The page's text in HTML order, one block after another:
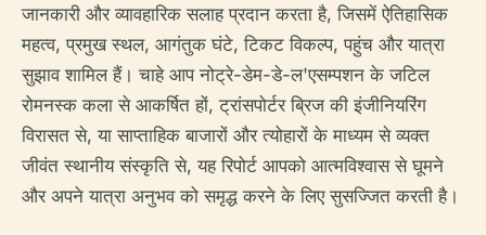
जानकारी और व्यावहारिक सलाह प्रदान करता है, जिसमें ऐतिहासिक
महत्व, प्रमुख स्थल, आगंतुक घंटे, टिकट विकल्प, पहुंच और यात्रा
सुझाव शामिल हैं। चाहे आप नोट्रे-डेम-डे-ल'एसम्पशन के जटिल
रोमनस्क कला से आकर्षित हों, ट्रांसपोर्टर ब्रिज की इंजीनियरिंग
विरासत से, या साप्ताहिक बाजारों और त्योहारों के माध्यम से व्यक्त
जीवंत स्थानीय संस्कृति से, यह रिपोर्ट आपको आत्मविश्वास से घूमने
और अपने यात्रा अनुभव को समृद्ध करने के लिए सुसज्जित करती है।